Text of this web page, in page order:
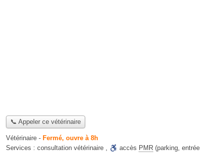
📞 Appeler ce vétérinaire
Vétérinaire - Fermé, ouvre à 8h
Services : consultation vétérinaire , accès PMR (parking, entrée